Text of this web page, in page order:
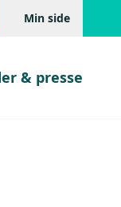
Min side
& presse